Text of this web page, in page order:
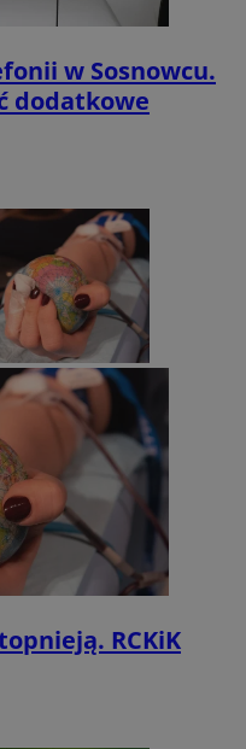
w Sosnowcu.
dodatkowe
RCKiK